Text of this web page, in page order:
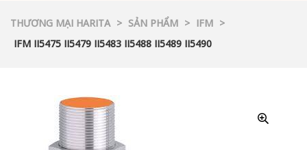
THƯƠNG MẠI HARITA > SẢN PHẨM > IFM >
IFM II5475 II5479 II5483 II5488 II5489 II5490